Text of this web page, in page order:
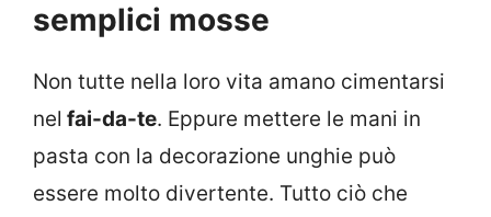
semplici mosse
Non tutte nella loro vita amano cimentarsi
nel fai-da-te. Eppure mettere le mani in
pasta con la decorazione unghie può
essere molto divertente. Tutto ciò che